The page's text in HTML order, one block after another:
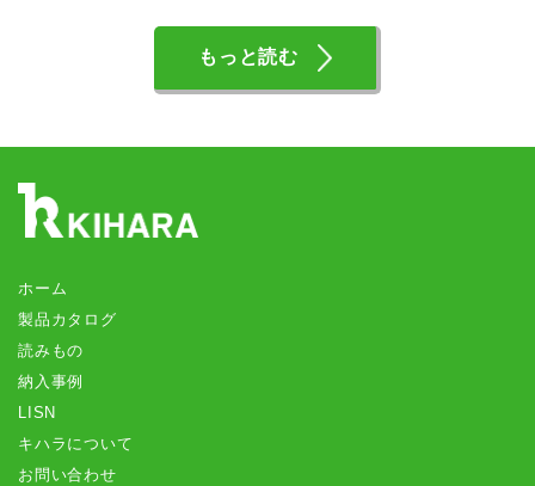
もっと読む
ホーム
製品カタログ
読みもの
納入事例
LISN
キハラについて
お問い合わせ